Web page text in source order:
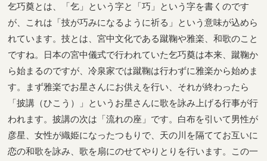
乞巧奠とは、「乞」という字と「巧」という字を書くのです
が、これは「技が巧みになるように祈る」という意味が込めら
れています。技とは、宮中文化である蹴鞠や雅楽、和歌のこと
ですね。日本の宮中儀式で行われていた乞巧奠は本来、蹴鞠か
ら始まるのですが、冷泉家では蹴鞠は行わずに雅楽から始めま
す。まず雅楽でお星さんにお供えを行い、それが終わったら
「披講（ひこう）」というお星さんに歌を詠み上げる行事が行
われます。披講の次は「流れの座」です。白布を引いて男性が
彦星、女性が織姫になったつもりで、天の川を隔ててお互いに
恋の和歌を詠み、歌を扇にのせてやりとりを行います。この一